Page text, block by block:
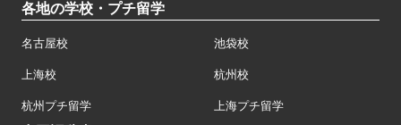
各地の学校・プチ留学
名古屋校 池袋校
上海校 杭州校
杭州プチ留学 上海プチ留学